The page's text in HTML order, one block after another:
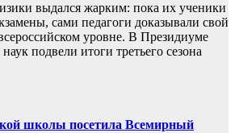
выдался жарким: пока их ученики
сами педагоги доказывали свой
уровне. В Президиуме
подвели итоги третьего сезона
школы посетила Всемирный